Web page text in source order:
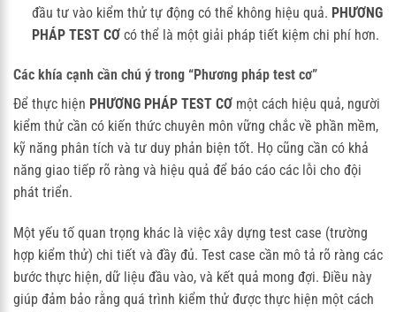
đầu tư vào kiểm thử tự động có thể không hiệu quả. PHƯƠNG
PHÁP TEST CƠcó thể là một giải pháp tiết kiệm chi phí hơn.
Các khía cạnh cần chú ý trong “Phương pháp test cơ”
Để thực hiện PHƯƠNG PHÁP TEST CƠ một cách hiệu quả, người
kiểm thử cần có kiến thức chuyên môn vững chắc về phần mềm,
kỹ năng phân tích và tư duy phản biện tốt. Họ cũng cần có khả
năng giao tiếp rõ ràng và hiệu quả để báo cáo các lỗi cho đội
phát triển.
Một yếu tố quan trọng khác là việc xây dựng test case (trường
hợp kiểm thử) chi tiết và đầy đủ. Test case cần mô tả rõ ràng các
bước thực hiện, dữ liệu đầu vào, và kết quả mong đợi. Điều này
giúp đảm bảo rằng quá trình kiểm thử được thực hiện một cách